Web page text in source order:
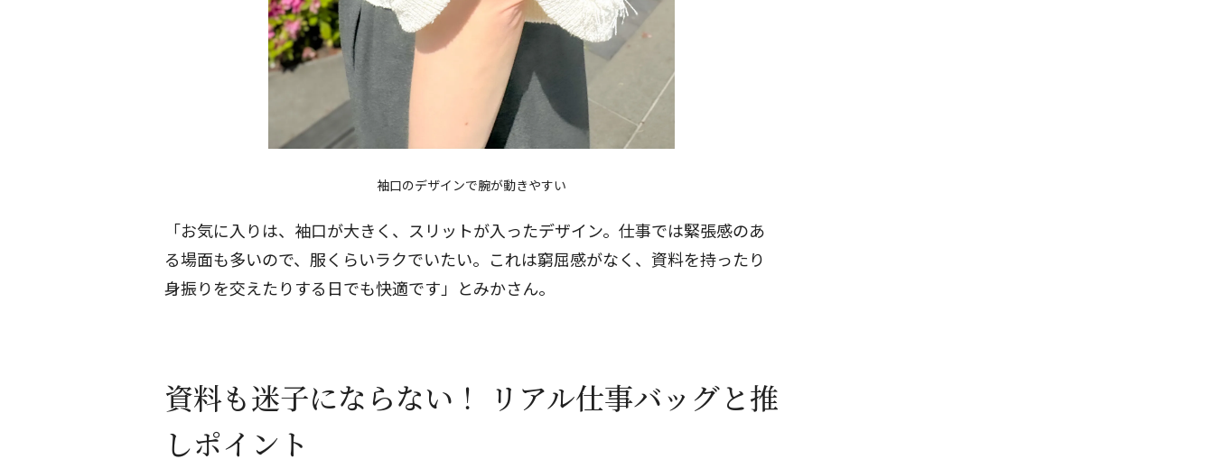
袖口のデザインで腕が動きやすい
「お気に入りは、袖口が大きく、スリットが入ったデザイン。仕事では緊張感のあ
る場面も多いので、服くらいラクでいたい。これは窮屈感がなく、資料を持ったり
身振りを交えたりする日でも快適です」とみかさん。
資料も迷子にならない！ リアル仕事バッグと推
しポイント